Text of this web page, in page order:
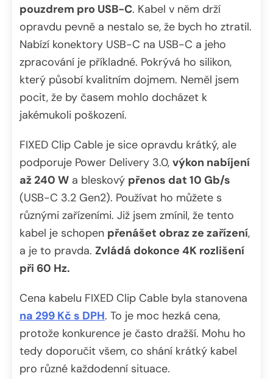
pouzdrem pro USB-C. Kabel v něm drží
opravdu pevně a nestalo se, že bych ho ztratil.
Nabízí konektory USB-C na USB-C a jeho
zpracování je příkladné. Pokrývá ho silikon,
který působí kvalitním dojmem. Neměl jsem
pocit, že by časem mohlo docházet k
jakémukoli poškození.
FIXED Clip Cable je sice opravdu krátký, ale
podporuje Power Delivery 3.0, výkon nabíjení
až 240 W a bleskový přenos dat 10 Gb/s
(USB-C 3.2 Gen2). Používat ho můžete s
různými zařízeními. Již jsem zmínil, že tento
kabel je schopen přenášet obraz ze zařízení,
a je to pravda. Zvládá dokonce 4K rozlišení
při 60 Hz.
Cena kabelu FIXED Clip Cable byla stanovena
na 299 Kč s DPH. To je moc hezká cena,
protože konkurence je často dražší. Mohu ho
tedy doporučit všem, co shání krátký kabel
pro různé každodenní situace.